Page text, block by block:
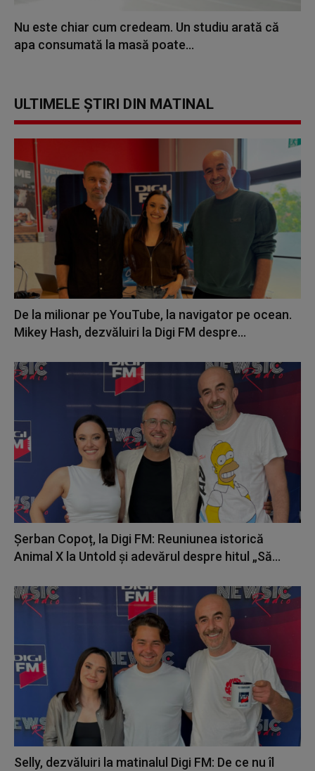
Nu este chiar cum credeam. Un studiu arată că
apa consumată la masă poate...
ULTIMELE ȘTIRI DIN MATINAL
De la milionar pe YouTube, la navigator pe ocean.
Mikey Hash, dezvăluiri la Digi FM despre...
Șerban Copoț, la Digi FM: Reuniunea istorică
Animal X la Untold și adevărul despre hitul „Să...
Selly, dezvăluiri la matinalul Digi FM: De ce nu îl